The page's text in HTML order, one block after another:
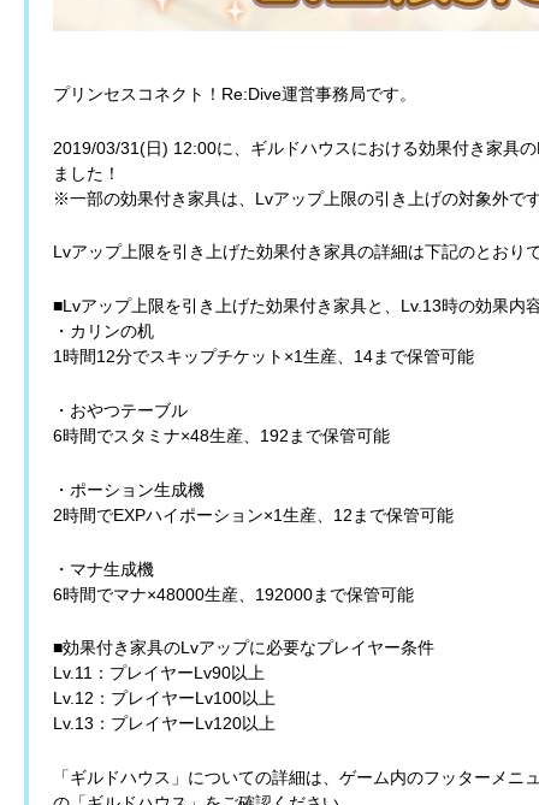
プリンセスコネクト！Re:Dive運営事務局です。
2019/03/31(日) 12:00に、ギルドハウスにおける効果付き家具
ました！
※一部の効果付き家具は、Lvアップ上限の引き上げの対象外で
Lvアップ上限を引き上げた効果付き家具の詳細は下記のとおり
■Lvアップ上限を引き上げた効果付き家具と、Lv.13時の効果内
・カリンの机
1時間12分でスキップチケット×1生産、14まで保管可能
・おやつテーブル
6時間でスタミナ×48生産、192まで保管可能
・ポーション生成機
2時間でEXPハイポーション×1生産、12まで保管可能
・マナ生成機
6時間でマナ×48000生産、192000まで保管可能
■効果付き家具のLvアップに必要なプレイヤー条件
Lv.11：プレイヤーLv90以上
Lv.12：プレイヤーLv100以上
Lv.13：プレイヤーLv120以上
「ギルドハウス」についての詳細は、ゲーム内のフッターメ